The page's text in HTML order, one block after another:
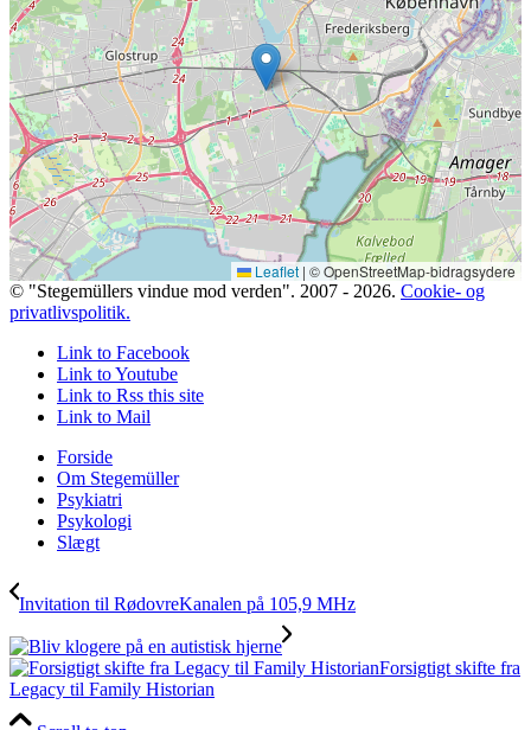
Leaflet | © OpenStreetMap-bidragsydere
© "Stegemüllers vindue mod verden". 2007 - 2026. Cookie- og
privatlivspolitik.
Link to Facebook
Link to Youtube
Link to Rss this site
Link to Mail
Forside
Om Stegemüller
Psykiatri
Psykologi
Slægt
Invitation til RødovreKanalen på 105,9 MHz
Forsigtigt skifte fra
Legacy til Family Historian